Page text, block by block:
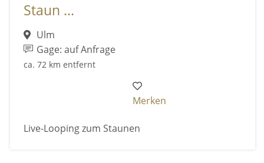
Staun ...
Ulm
Gage: auf Anfrage
ca. 72 km entfernt
Merken
Live-Looping zum Staunen